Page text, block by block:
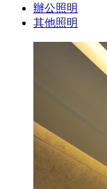
辦公照明
其他照明